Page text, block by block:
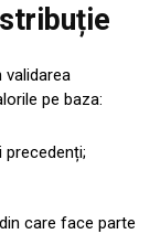
validarea
pe baza:
precedenți;
care face parte